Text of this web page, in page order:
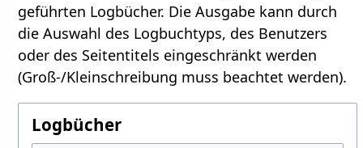
geführten Logbücher. Die Ausgabe kann durch
die Auswahl des Logbuchtyps, des Benutzers
oder des Seitentitels eingeschränkt werden
(Groß-/Kleinschreibung muss beachtet werden).
Logbücher